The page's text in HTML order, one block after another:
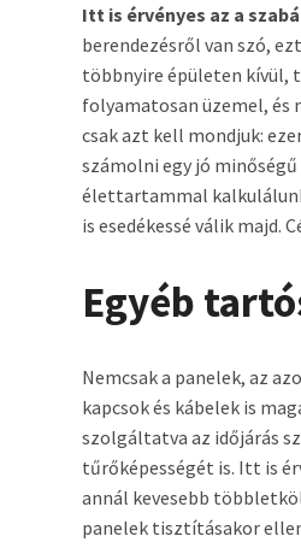
Itt is érvényes az a
berendezésről van szó,
többnyire épületen kívül,
folyamatosan üzemel, és
csak azt kell mondjuk:
számolni egy jó
élettartammal
is esedékessé válik majd.
Egyéb
Nemcsak a panelek, az
kapcsok és kábelek is
szolgáltatva az időjárás
tűrőképességét is. Itt is
annál kevesebb
panelek tisztításakor